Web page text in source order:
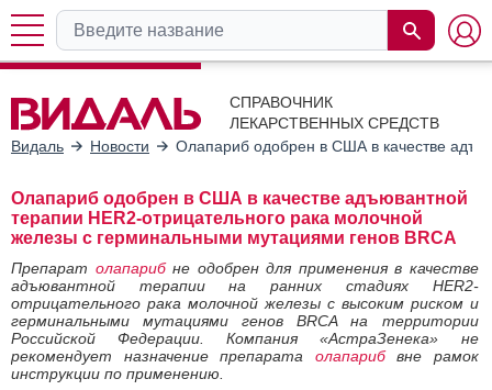
СПРАВОЧНИК
ЛЕКАРСТВЕННЫХ СРЕДСТВ
Видаль
Новости Олапариб одобрен в США в качестве
Олапариб одобрен в США в качестве адъювантной
терапии HER2-отрицательного рака молочной
железы с герминальными мутациями генов BRCA
Препарат олапарибне одобрен для применения в качестве
адъювантной терапии на ранних стадиях HER2-
отрицательного рака молочной железы с высоким риском и
герминальными мутациями генов BRCA на территории
Российской Федерации. Компания «АстраЗенека» не
рекомендует назначение препарата олапарибвне рамок
инструкции по применению.